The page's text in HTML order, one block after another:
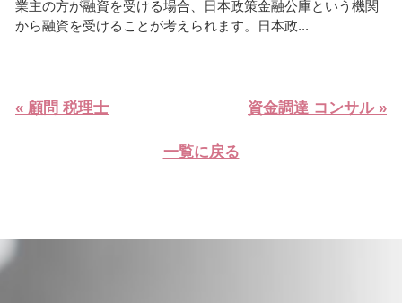
業主の方が融資を受ける場合、日本政策金融公庫という機関
から融資を受けることが考えられます。日本政...
« 顧問 税理士 資金調達 コンサル »
一覧に戻る